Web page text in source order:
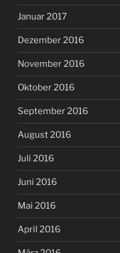
Januar 2017
Dezember 2016
November 2016
Oktober 2016
September 2016
August 2016
Juli 2016
Juni 2016
Mai 2016
April 2016